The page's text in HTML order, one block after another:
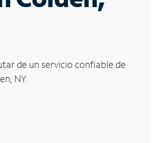
de un servicio confiable de
NY.